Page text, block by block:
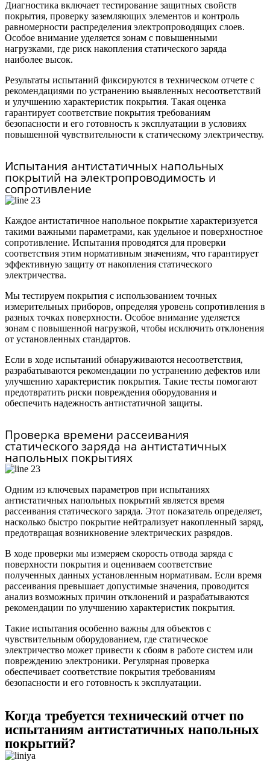
Диагностика включает тестирование защитных свойств
покрытия, проверку заземляющих элементов и контроль
равномерности распределения электропроводящих слоев.
Особое внимание уделяется зонам с повышенными
нагрузками, где риск накопления статического заряда
наиболее высок.
Результаты испытаний фиксируются в техническом отчете с
рекомендациями по устранению выявленных несоответствий
и улучшению характеристик покрытия. Такая оценка
гарантирует соответствие покрытия требованиям
безопасности и его готовность к эксплуатации в условиях
повышенной чувствительности к статическому электричеству.
Испытания антистатичных напольных
покрытий на электропроводимость и
сопротивление
Каждое антистатичное напольное покрытие характеризуется
такими важными параметрами, как удельное и поверхностное
сопротивление. Испытания проводятся для проверки
соответствия этим нормативным значениям, что гарантирует
эффективную защиту от накопления статического
электричества.
Мы тестируем покрытия с использованием точных
измерительных приборов, определяя уровень сопротивления в
разных точках поверхности. Особое внимание уделяется
зонам с повышенной нагрузкой, чтобы исключить отклонения
от установленных стандартов.
Если в ходе испытаний обнаруживаются несоответствия,
разрабатываются рекомендации по устранению дефектов или
улучшению характеристик покрытия. Такие тесты помогают
предотвратить риски повреждения оборудования и
обеспечить надежность антистатичной защиты.
Проверка времени рассеивания
статического заряда на антистатичных
напольных покрытиях
Одним из ключевых параметров при испытаниях
антистатичных напольных покрытий является время
рассеивания статического заряда. Этот показатель определяет,
насколько быстро покрытие нейтрализует накопленный заряд,
предотвращая возникновение электрических разрядов.
В ходе проверки мы измеряем скорость отвода заряда с
поверхности покрытия и оцениваем соответствие
полученных данных установленным нормативам. Если время
рассеивания превышает допустимые значения, проводится
анализ возможных причин отклонений и разрабатываются
рекомендации по улучшению характеристик покрытия.
Такие испытания особенно важны для объектов с
чувствительным оборудованием, где статическое
электричество может привести к сбоям в работе систем или
повреждению электроники. Регулярная проверка
обеспечивает соответствие покрытия требованиям
безопасности и его готовность к эксплуатации.
Когда требуется технический отчет по
испытаниям антистатичных напольных
покрытий?